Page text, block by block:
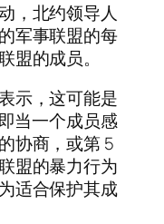
，北约领导人
军事联盟的每
盟的成员。
示，这可能是
当一个成员感
协商，或第 5
盟的暴力行为
适合保护其成